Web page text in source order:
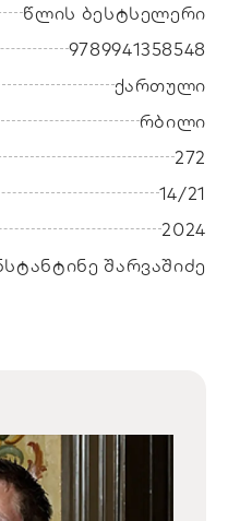
წლის ბესტსელერი
9789941358548
ქართული
რბილი
272
14/21
2024
შარვაშიძე